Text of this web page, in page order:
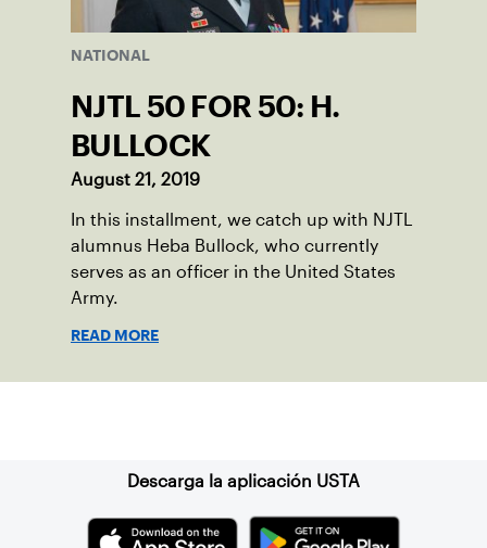
NATIONAL
NJTL 50 FOR 50: H.
BULLOCK
August 21, 2019
In this installment, we catch up with NJTL
alumnus Heba Bullock, who currently
serves as an officer in the United States
Army.
READ MORE
Descarga la aplicación USTA